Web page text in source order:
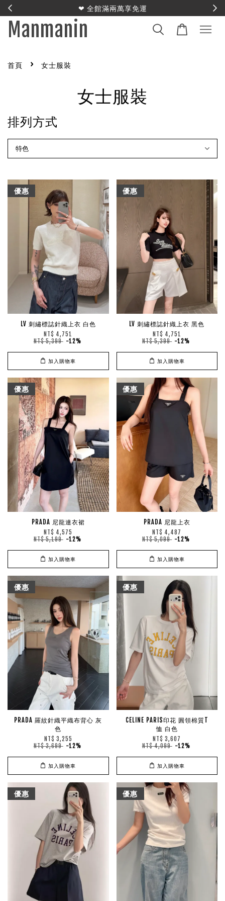
❤︎ 全館滿兩萬享免運
Manmanin
首頁 › 女士服裝
女士服裝
排列方式
優惠
LV 刺繡標誌針織上衣 白色
NT$ 4,751
NT$ 5,399 -12%
加入購物車
優惠
LV 刺繡標誌針織上衣 黑色
NT$ 4,751
NT$ 5,399 -12%
加入購物車
優惠
PRADA 尼龍連衣裙
NT$ 4,575
NT$ 5,199 -12%
加入購物車
優惠
PRADA 尼龍上衣
NT$ 4,487
NT$ 5,099 -12%
加入購物車
優惠
PRADA 羅紋針織平織布背心 灰
色
NT$ 3,255
NT$ 3,699 -12%
加入購物車
優惠
CELINE PARIS印花 圓領棉質T
恤 白色
NT$ 3,607
NT$ 4,099 -12%
加入購物車
優惠 優惠